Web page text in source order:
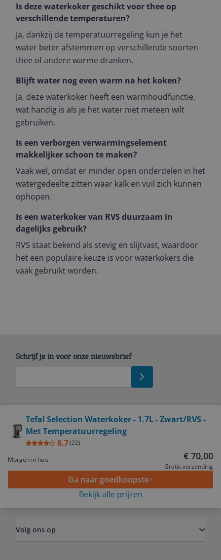
Is deze waterkoker geschikt voor thee op
verschillende temperaturen?
Ja, dankzij de temperatuurregeling kun je het
water beter afstemmen op verschillende soorten
thee of andere warme dranken.
Blijft water nog even warm na het koken?
Ja, deze waterkoker heeft een warmhoudfunctie,
wat handig is als je het water niet meteen wilt
gebruiken.
Is een verborgen verwarmingselement
makkelijker schoon te maken?
Vaak wel, omdat er minder open onderdelen in het
watergedeelte zitten waar kalk en vuil zich kunnen
ophopen.
Is een waterkoker van RVS duurzaam in
dagelijks gebruik?
RVS staat bekend als stevig en slijtvast, waardoor
het een populaire keuze is voor waterkokers die
vaak gebruikt worden.
Tefal Selection Waterkoker - 1.7L - Zwart/RVS -
Met Temperatuurregeling
8.7(22)
Morgen in huis
€ 70,00
Gratis verzending
Ga naar goedkoopste
Bekijk alle prijzen
Schrijf je in voor onze nieuwsbrief
Service
Algemeen
Volg ons op